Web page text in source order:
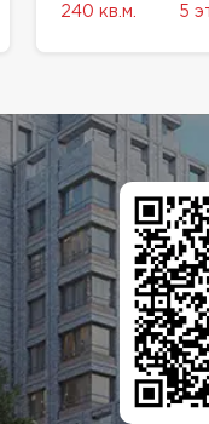
240 кв.м. 5